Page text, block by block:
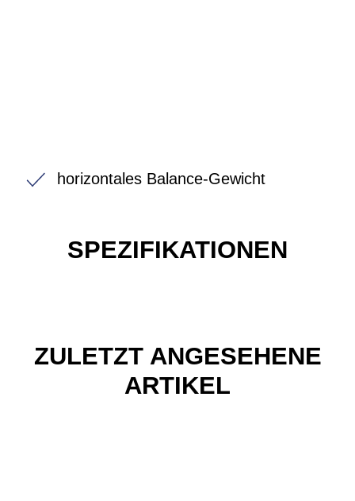
horizontales Balance-Gewicht
SPEZIFIKATIONEN
ZULETZT ANGESEHENE
ARTIKEL